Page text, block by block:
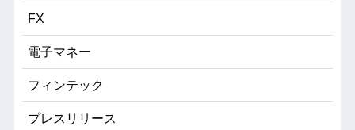
FX
電子マネー
フィンテック
プレスリリース